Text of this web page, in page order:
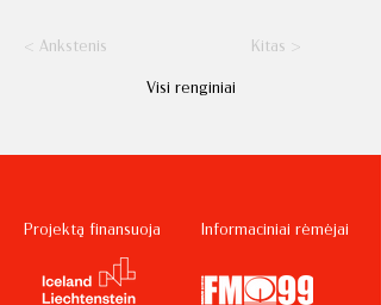
< Ankstenis
Visi renginiai
Kitas >
Projektą finansuoja Informaciniai rėmėjai